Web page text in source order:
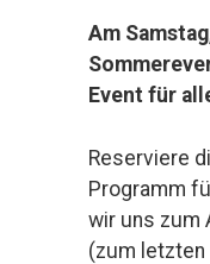
Am
Event für
Reserviere
Programm
wir uns zum
(zum letzten